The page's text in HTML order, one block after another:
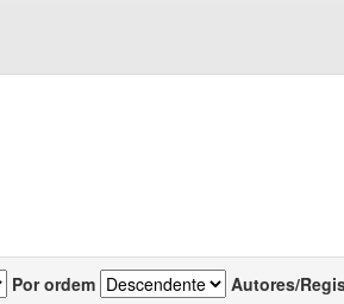
Por ordem Autores/